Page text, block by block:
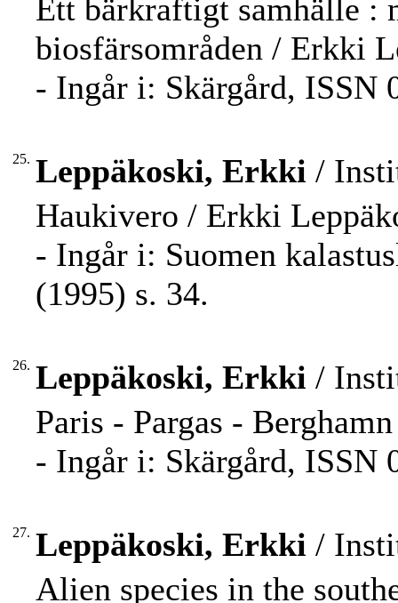
Ett bärkraftigt samhälle :
biosfärsområden / Erkki
- Ingår i: Skärgård, ISSN
25. Leppäkoski, Erkki /
Haukivero / Erkki
- Ingår i: Suomen
(1995) s. 34.
26. Leppäkoski, Erkki /
Paris - Pargas -
- Ingår i: Skärgård, ISSN
27. Leppäkoski, Erkki /
Alien species in the